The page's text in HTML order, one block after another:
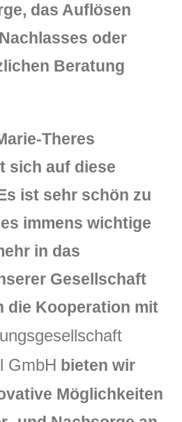
das Auflösen
oder
Beratung
Theres
sich auf diese
ist sehr schön zu
immens wichtige
in das
Gesellschaft
die Kooperation mit
GmbH bieten wir
Möglichkeiten